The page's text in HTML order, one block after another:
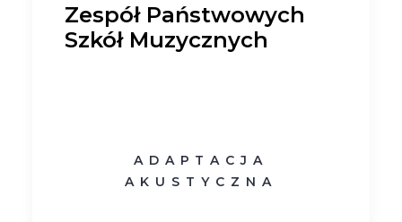
Zespół Państwowych
Szkół Muzycznych
ADAPTACJA
AKUSTYCZNA